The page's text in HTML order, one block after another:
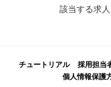
該当する求
チュートリアル 採用担当
個人情報保護